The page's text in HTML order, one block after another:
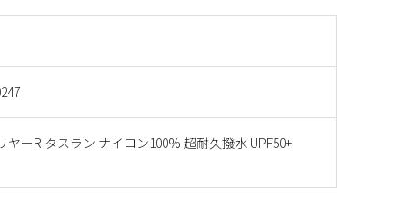
ヤーR タスラン ナイロン100% 超耐久撥水 UPF50+